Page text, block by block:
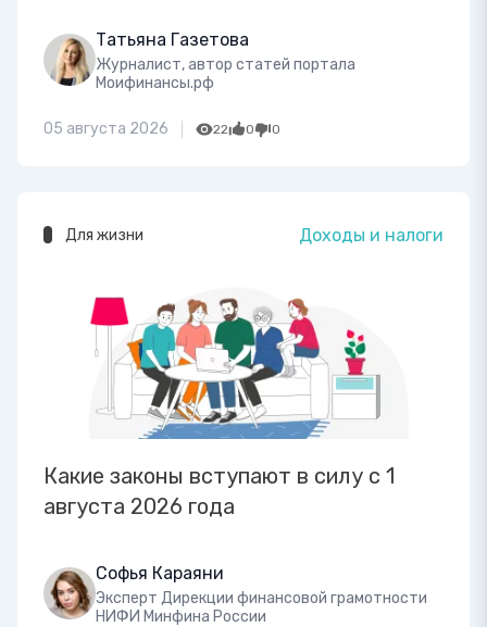
Татьяна Газетова
Журналист, автор статей портала
Моифинансы.рф
05 августа 2026 22 0 0
Для жизни Доходы и налоги
Какие законы вступают в силу с 1
августа 2026 года
Софья Караяни
Эксперт Дирекции финансовой грамотности
НИФИ Минфина России